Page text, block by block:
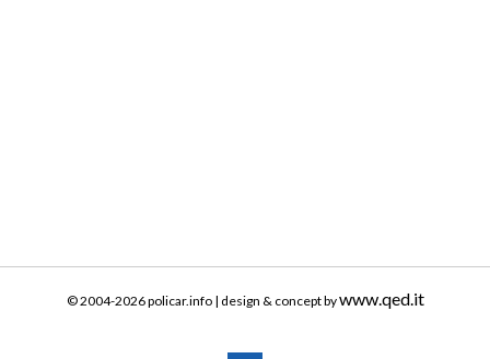
© 2004-2026 policar.info | design & concept bywww.qed.it